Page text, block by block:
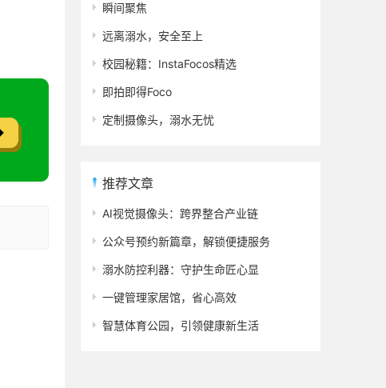
瞬间聚焦
远离溺水，安全至上
校园秘籍：InstaFocos精选
即拍即得Foco
定制摄像头，溺水无忧
推荐文章
AI视觉摄像头：跨界整合产业链
公众号预约新篇章，解锁便捷服务
溺水防控利器：守护生命匠心显
一键管理家居馆，省心高效
智慧体育公园，引领健康新生活